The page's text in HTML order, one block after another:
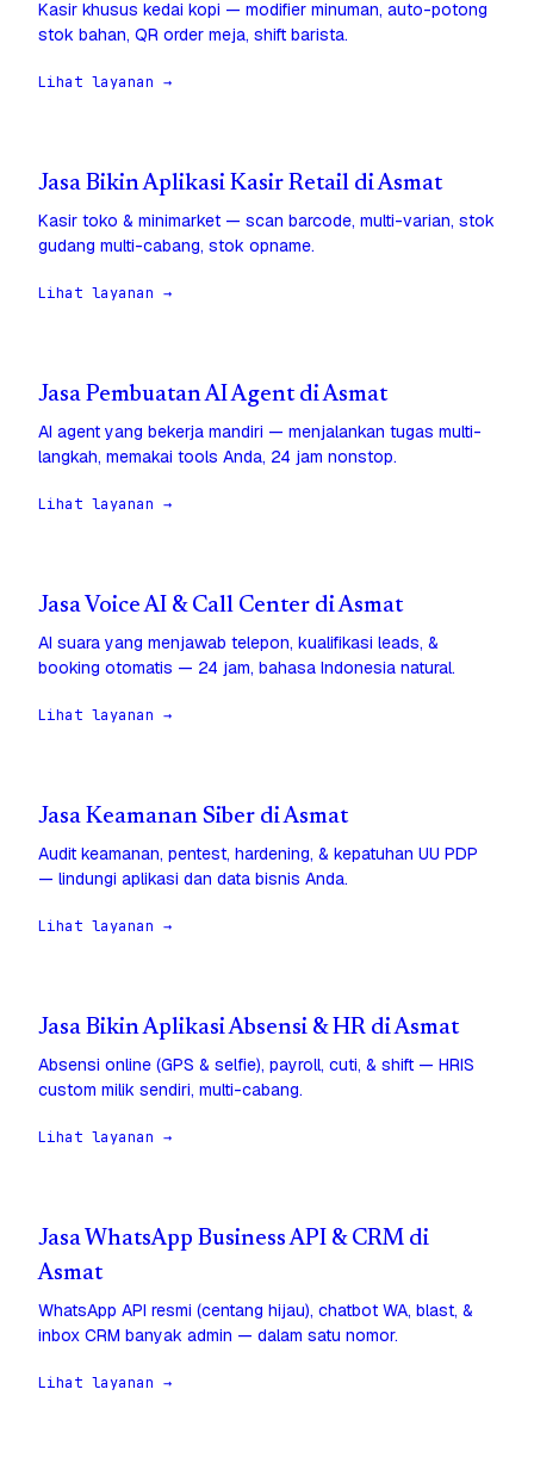
Kasir khusus kedai kopi — modifier minuman, auto-potong
stok bahan, QR order meja, shift barista.
Lihat layanan →
Jasa Bikin Aplikasi Kasir Retail di Asmat
Kasir toko & minimarket — scan barcode, multi-varian, stok
gudang multi-cabang, stok opname.
Lihat layanan →
Jasa Pembuatan AI Agent di Asmat
AI agent yang bekerja mandiri — menjalankan tugas multi-
langkah, memakai tools Anda, 24 jam nonstop.
Lihat layanan →
Jasa Voice AI & Call Center di Asmat
AI suara yang menjawab telepon, kualifikasi leads, &
booking otomatis — 24 jam, bahasa Indonesia natural.
Lihat layanan →
Jasa Keamanan Siber di Asmat
Audit keamanan, pentest, hardening, & kepatuhan UU PDP
— lindungi aplikasi dan data bisnis Anda.
Lihat layanan →
Jasa Bikin Aplikasi Absensi & HR di Asmat
Absensi online (GPS & selfie), payroll, cuti, & shift — HRIS
custom milik sendiri, multi-cabang.
Lihat layanan →
Jasa WhatsApp Business API & CRM di
Asmat
WhatsApp API resmi (centang hijau), chatbot WA, blast, &
inbox CRM banyak admin — dalam satu nomor.
Lihat layanan →